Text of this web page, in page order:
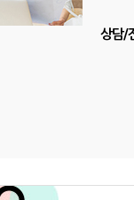
상담/